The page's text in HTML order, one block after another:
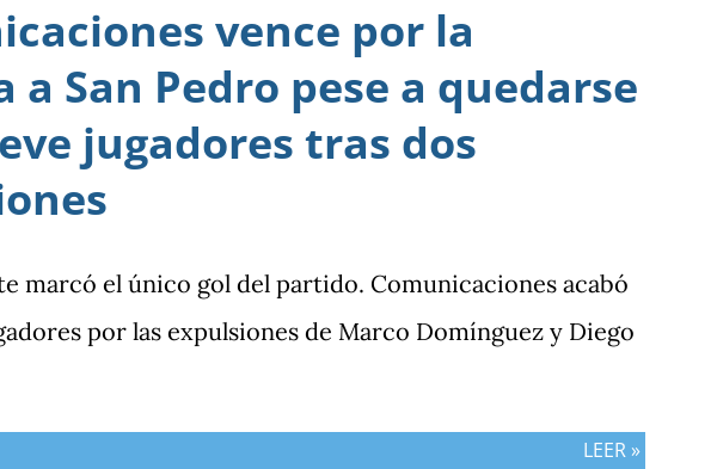
vence por la
a San Pedro pese a quedarse
jugadores tras dos
marcó el único gol del partido. Comunicaciones acabó
por las expulsiones de Marco Domínguez y Diego
LEER »